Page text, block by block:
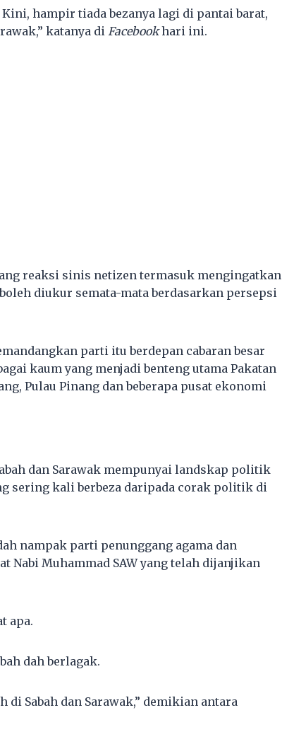
hampir tiada bezanya lagi di pantai barat,
katanya diFacebookhari ini.
reaksi sinis netizen termasuk mengingatkan
diukur semata-mata berdasarkan persepsi
parti itu berdepan cabaran besar
kaum yang menjadi benteng utama Pakatan
Pulau Pinang dan beberapa pusat ekonomi
dan Sarawak mempunyai landskap politik
sering kali berbeza daripada corak politik di
nampak parti penunggang agama dan
Nabi Muhammad SAW yang telah dijanjikan
apa.
dah berlagak.
Sabah dan Sarawak,” demikian antara